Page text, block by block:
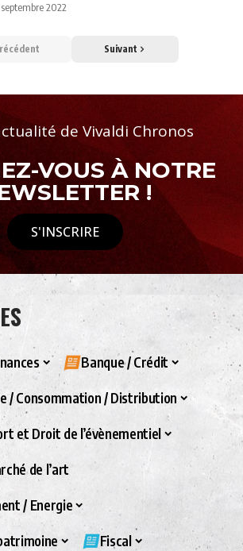
2022
Suivant
de Vivaldi Chronos
VOUS À NOTRE
!
S'INSCRIRE
Banque / Crédit
/ Consommation / Distribution
et Droit de l’évènementiel
de l’art
/ Energie
Fiscal